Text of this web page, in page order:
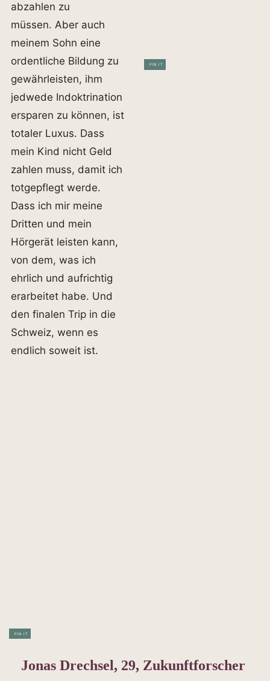
PIN IT
abzahlen zu
müssen. Aber auch
meinem Sohn eine
ordentliche Bildung zu
gewährleisten, ihm
jedwede Indoktrination
ersparen zu können, ist
totaler Luxus. Dass
mein Kind nicht Geld
zahlen muss, damit ich
totgepflegt werde.
Dass ich mir meine
Dritten und mein
Hörgerät leisten kann,
von dem, was ich
ehrlich und aufrichtig
erarbeitet habe. Und
den finalen Trip in die
Schweiz, wenn es
endlich soweit ist.
PIN IT
Jonas Drechsel, 29, Zukunftforscher